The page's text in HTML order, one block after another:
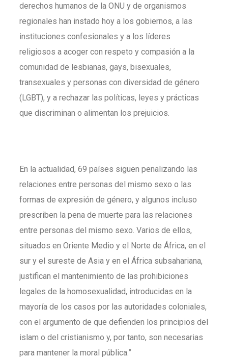
derechos humanos de la ONU y de organismos
regionales han instado hoy a los gobiernos, a las
instituciones confesionales y a los líderes
religiosos a acoger con respeto y compasión a la
comunidad de lesbianas, gays, bisexuales,
transexuales y personas con diversidad de género
(LGBT), y a rechazar las políticas, leyes y prácticas
que discriminan o alimentan los prejuicios.
En la actualidad, 69 países siguen penalizando las
relaciones entre personas del mismo sexo o las
formas de expresión de género, y algunos incluso
prescriben la pena de muerte para las relaciones
entre personas del mismo sexo. Varios de ellos,
situados en Oriente Medio y el Norte de África, en el
sur y el sureste de Asia y en el África subsahariana,
justifican el mantenimiento de las prohibiciones
legales de la homosexualidad, introducidas en la
mayoría de los casos por las autoridades coloniales,
con el argumento de que defienden los principios del
islam o del cristianismo y, por tanto, son necesarias
para mantener la moral pública.”